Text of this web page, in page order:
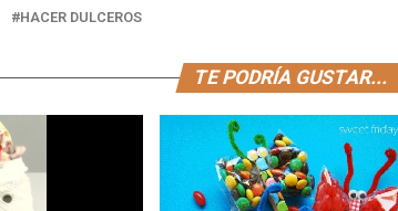
HACER DULCEROS
TE PODRÍA GUSTAR...